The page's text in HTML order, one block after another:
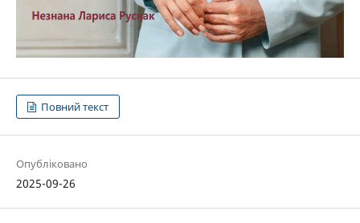
Повний текст
Опубліковано
2025-09-26